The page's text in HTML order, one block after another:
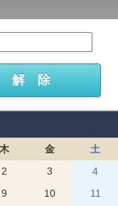
木 金
土
2 3
4
9 10
11